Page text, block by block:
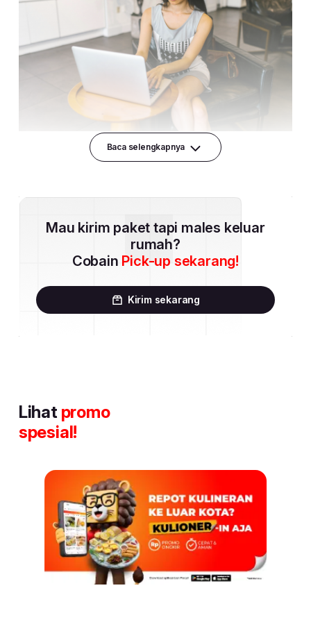
Baca selengkapnya
Mau kirim paket tapi males keluar
rumah?
Cobain Pick-up sekarang!
Kirim sekarang
Lihat promo
spesial!